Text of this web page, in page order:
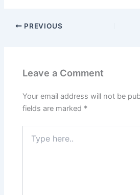
PREVIOUS
Leave a Comment
Your email address will not be
fields are marked *
here..